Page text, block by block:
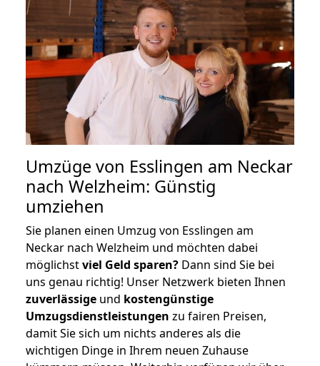
Umzüge von Esslingen am Neckar
nach Welzheim: Günstig
umziehen
Sie planen einen Umzug von Esslingen am
Neckar nach Welzheim und möchten dabei
möglichstviel Geld sparen? Dann sind Sie bei
uns genau richtig! Unser Netzwerk bieten Ihnen
zuverlässige und kostengünstige
Umzugsdienstleistungen zu fairen Preisen,
damit Sie sich um nichts anderes als die
wichtigen Dinge in Ihrem neuen Zuhause